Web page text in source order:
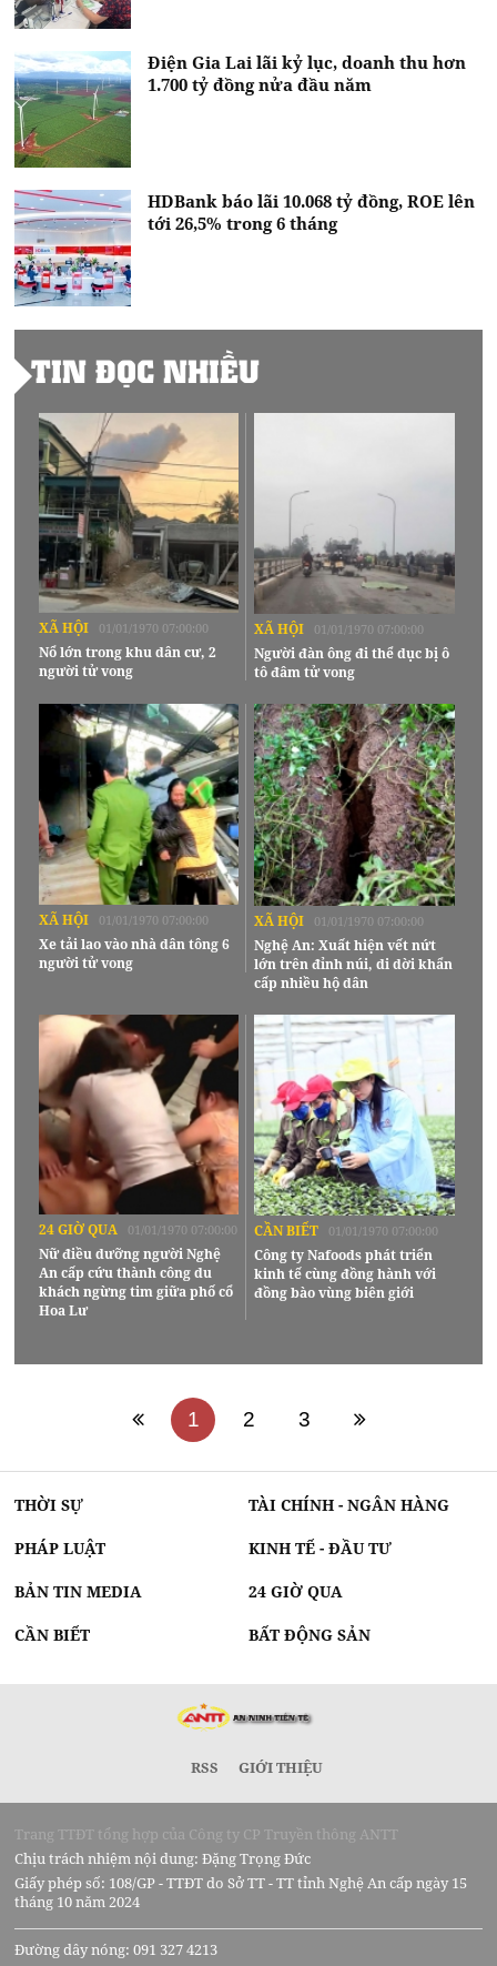
Điện Gia Lai lãi kỷ lục, doanh thu hơn
1.700 tỷ đồng nửa đầu năm
HDBank báo lãi 10.068 tỷ đồng, ROE lên
tới 26,5% trong 6 tháng
TIN ĐỌC NHIỀU
XÃ HỘI 01/01/1970 07:00:00
Nổ lớn trong khu dân cư, 2
người tử vong
XÃ HỘI 01/01/1970 07:00:00
Người đàn ông đi thể dục bị ô
tô đâm tử vong
XÃ HỘI 01/01/1970 07:00:00
Xe tải lao vào nhà dân tông 6
người tử vong
XÃ HỘI 01/01/1970 07:00:00
Nghệ An: Xuất hiện vết nứt
lớn trên đỉnh núi, di dời khẩn
cấp nhiều hộ dân
24 GIỜ QUA 01/01/1970 07:00:00
Nữ điều dưỡng người Nghệ
An cấp cứu thành công du
khách ngừng tim giữa phố cổ
Hoa Lư
CẦN BIẾT 01/01/1970 07:00:00
Công ty Nafoods phát triển
kinh tế cùng đồng hành với
đồng bào vùng biên giới
1 2 3
THỜI SỰ TÀI CHÍNH - NGÂN HÀNG
PHÁP LUẬT KINH TẾ - ĐẦU TƯ
BẢN TIN MEDIA 24 GIỜ QUA
CẦN BIẾT BẤT ĐỘNG SẢN
RSS GIỚI THIỆU
Trang TTĐT tổng hợp của Công ty CP Truyền thông ANTT
Chịu trách nhiệm nội dung: Đặng Trọng Đức
Giấy phép số: 108/GP - TTĐT do Sở TT - TT tỉnh Nghệ An cấp ngày 15
tháng 10 năm 2024
Đường dây nóng: 091 327 4213